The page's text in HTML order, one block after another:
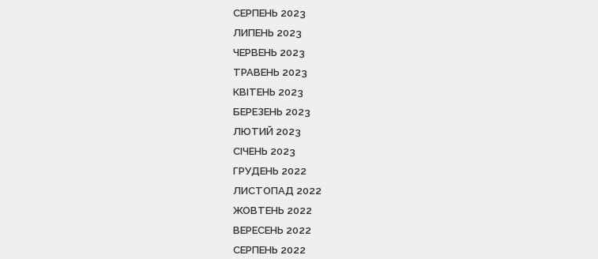
СЕРПЕНЬ 2023
ЛИПЕНЬ 2023
ЧЕРВЕНЬ 2023
ТРАВЕНЬ 2023
КВІТЕНЬ 2023
БЕРЕЗЕНЬ 2023
ЛЮТИЙ 2023
СІЧЕНЬ 2023
ГРУДЕНЬ 2022
ЛИСТОПАД 2022
ЖОВТЕНЬ 2022
ВЕРЕСЕНЬ 2022
СЕРПЕНЬ 2022